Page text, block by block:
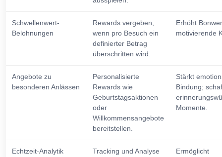
Schwellenwert-
Belohnungen
Rewards vergeben,
wenn pro Besuch ein
definierter Betrag
überschritten wird.
Erhöht
motivierende
Angebote zu
besonderen Anlässen
Personalisierte
Rewards wie
Geburtstagsaktionen
oder
Willkommensangebote
bereitstellen.
Stärkt
Bindung;
Momente.
Echtzeit-Analytik
Tracking und Analyse
Ermöglicht